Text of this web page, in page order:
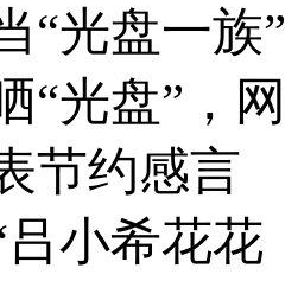
“光盘一族”
盘”，网
节约感言
小希花花